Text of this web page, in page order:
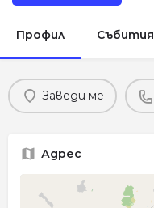
Профил Събития
Заведи ме
Адрес